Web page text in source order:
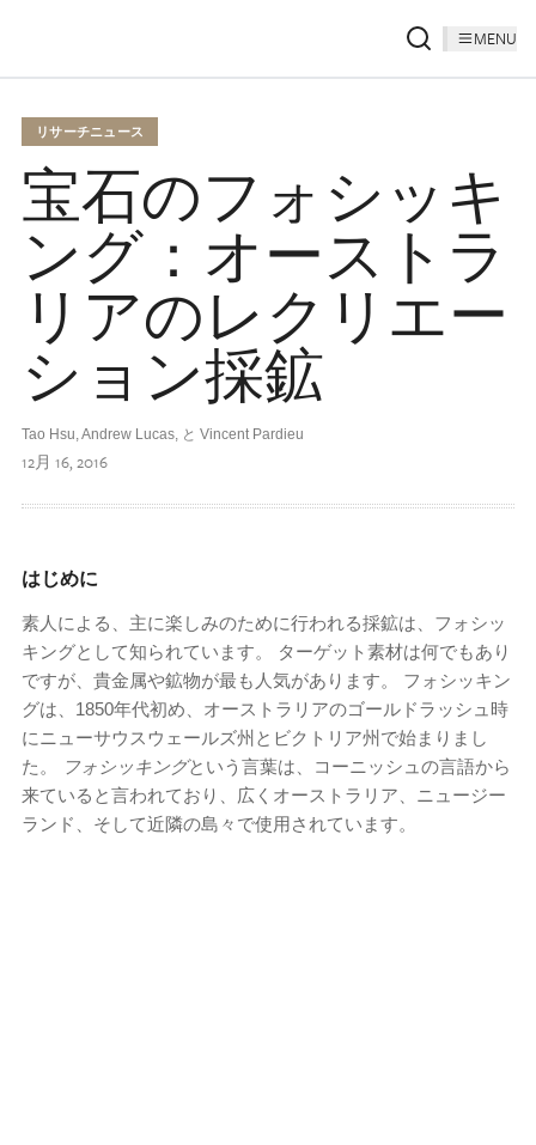
MENU
リサーチニュース
宝石のフォシッキ
ング：オーストラ
リアのレクリエー
ション採鉱
Tao Hsu, Andrew Lucas, と Vincent Pardieu
12月 16, 2016
はじめに
素人による、主に楽しみのために行われる採鉱は、フォシッ
キングとして知られています。 ターゲット素材は何でもあり
ですが、貴金属や鉱物が最も人気があります。 フォシッキン
グは、1850年代初め、オーストラリアのゴールドラッシュ時
にニューサウスウェールズ州とビクトリア州で始まりまし
た。
フォシッキングという言葉は、コーニッシュの言語から
来ていると言われており、広くオーストラリア、ニュージー
ランド、そして近隣の島々で使用されています。